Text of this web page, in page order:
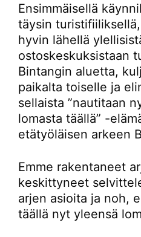
Ensimmäisellä
täysin
hyvin lähellä
ostoskeskuksistaan
Bintangin aluetta,
paikalta toiselle ja
sellaista ”nautitaan
lomasta täällä” -
etätyöläisen arkeen
Emme rakentaneet
keskittyneet
arjen asioita ja noh,
täällä nyt yleensä